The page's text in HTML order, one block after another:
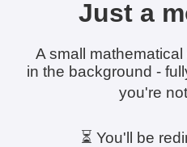
Just a
A small
in the background -
you're
⏳ You'll be